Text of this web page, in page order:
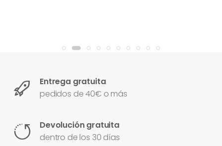
Entrega gratuita
pedidos de 40€ o más
Devolución gratuita
dentro de los 30 días